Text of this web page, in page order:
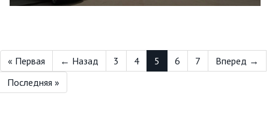
« Первая ← Назад 3 4 5 6 7
Вперед →
Последняя »